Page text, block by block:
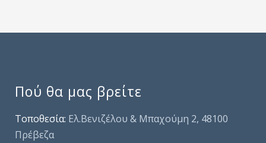
Πού θα μας βρείτε
Τοποθεσία: Ελ.Βενιζέλου & Μπαχούμη 2, 48100
Πρέβεζα